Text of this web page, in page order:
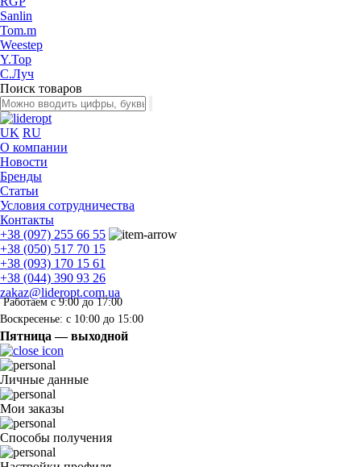
Sanlin
Tom.m
Weestep
Y.Top
С.Луч
Поиск товаров
UK RU
О компании
Новости
Бренды
Статьи
Условия сотрудничества
Контакты
+38 (097) 255 66 55
+38 (050) 517 70 15
+38 (093) 170 15 61
+38 (044) 390 93 26
zakaz@lideropt.com.ua
Работаем с 9:00 до 17:00
Воскресенье: с 10:00 до 15:00
Пятница — выходной
Личные данные
Мои заказы
Способы получения